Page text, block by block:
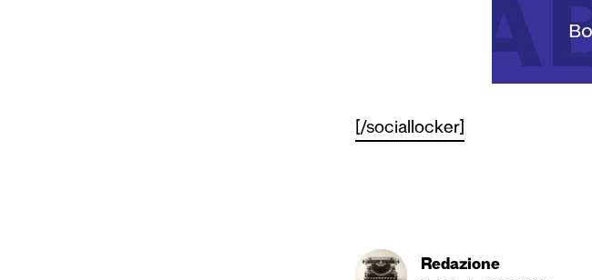
[/sociallocker]
Redazione